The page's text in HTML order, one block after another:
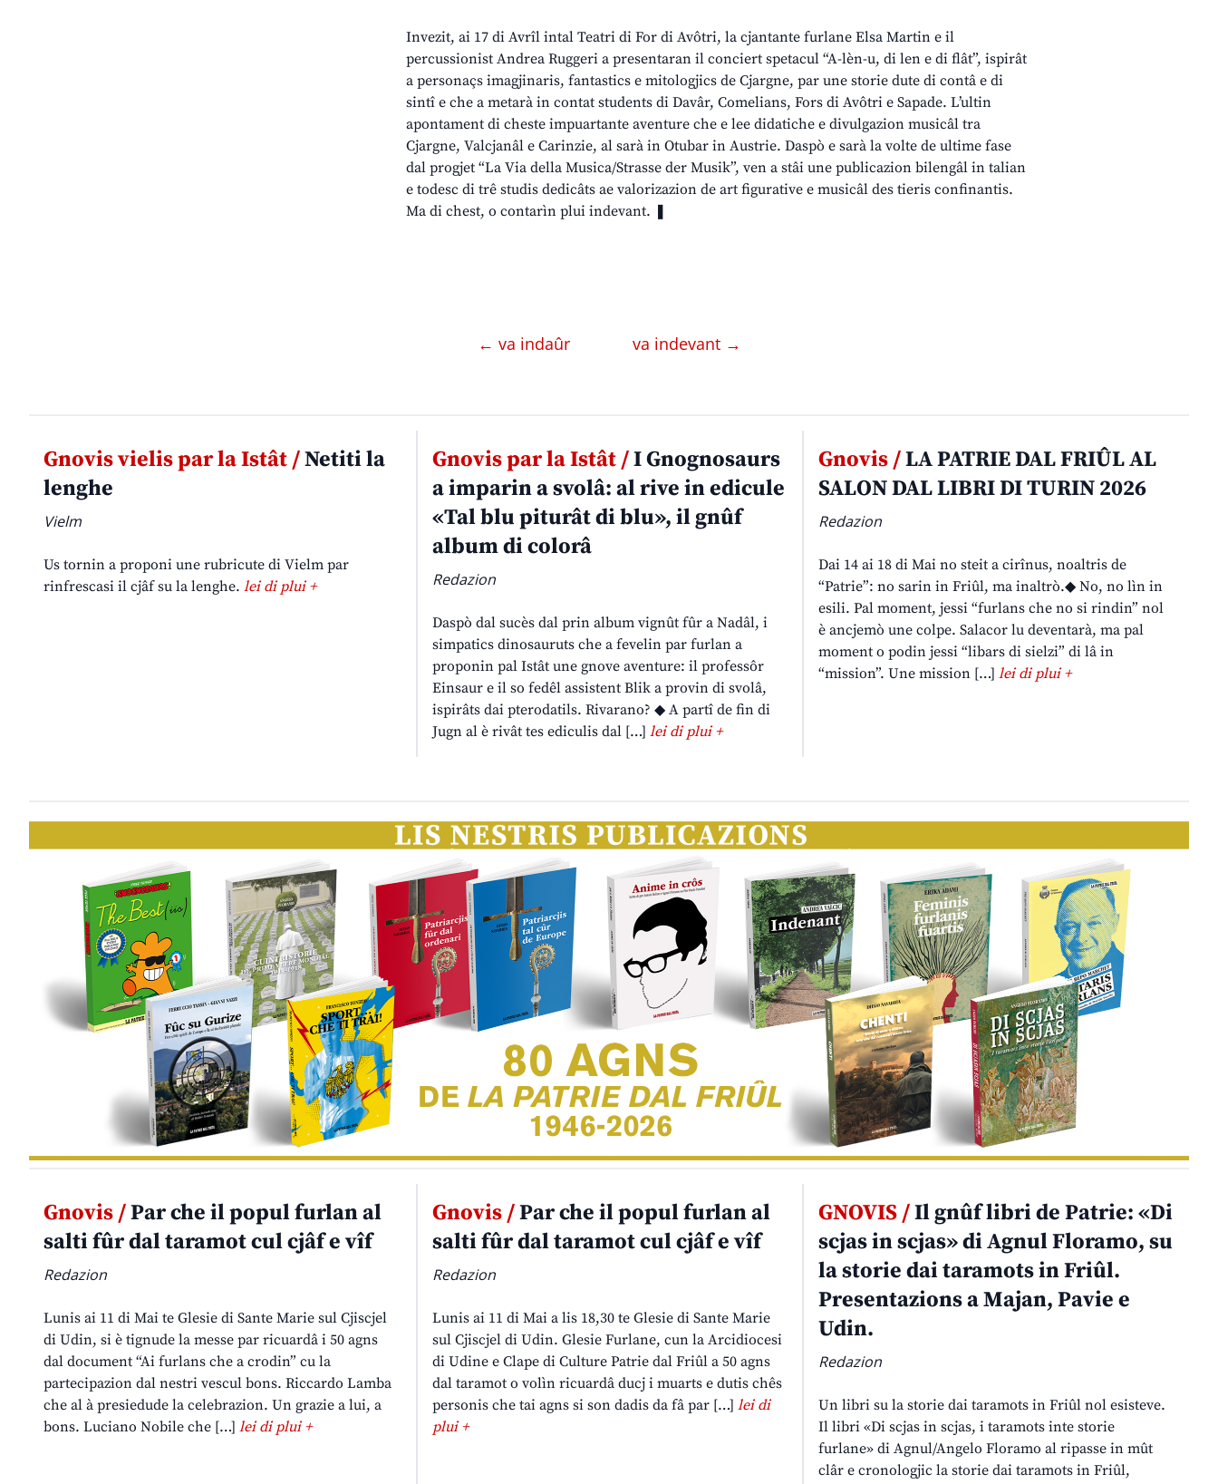
Invezit, ai 17 di Avrîl intal Teatri di For di Avôtri, la cjantante furlane Elsa Martin e il
percussionist Andrea Ruggeri a presentaran il conciert spetacul “A-lèn-u, di len e di flât”, ispirât
a personaçs imagjinaris, fantastics e mitologjics de Cjargne, par une storie dute di contâ e di
sintî e che a metarà in contat students di Davâr, Comelians, Fors di Avôtri e Sapade. L’ultin
apontament di cheste impuartante aventure che e lee didatiche e divulgazion musicâl tra
Cjargne, Valcjanâl e Carinzie, al sarà in Otubar in Austrie. Daspò e sarà la volte de ultime fase
dal progjet “La Via della Musica/Strasse der Musik”, ven a stâi une publicazion bilengâl in talian
e todesc di trê studis dedicâts ae valorizazion de art figurative e musicâl des tieris confinantis.
Ma di chest, o contarìn plui indevant. ❚
← va indaûr va indevant →
Gnovis vielis par la Istât /Netiti la
lenghe
Vielm
Us tornin a proponi une rubricute di Vielm par
rinfrescasi il cjâf su la lenghe. lei di plui +
Gnovis par la Istât /I Gnognosaurs
a imparin a svolâ: al rive in edicule
«Tal blu piturât di blu», il gnûf
album di colorâ
Redazion
Daspò dal sucès dal prin album vignût fûr a Nadâl, i
simpatics dinosauruts che a fevelin par furlan a
proponin pal Istât une gnove aventure: il professôr
Einsaur e il so fedêl assistent Blik a provin di svolâ,
ispirâts dai pterodatils. Rivarano? ◆ A partî de fin di
Jugn al è rivât tes ediculis dal […] lei di plui +
Gnovis /LA PATRIE DAL FRIÛL AL
SALON DAL LIBRI DI TURIN 2026
Redazion
Dai 14 ai 18 di Mai no steit a cirînus, noaltris de
“Patrie”: no sarin in Friûl, ma inaltrò.◆ No, no lìn in
esili. Pal moment, jessi “furlans che no si rindin” nol
è ancjemò une colpe. Salacor lu deventarà, ma pal
moment o podin jessi “libars di sielzi” di lâ in
“mission”. Une mission […]lei di plui +
Gnovis /Par che il popul furlan al
salti fûr dal taramot cul cjâf e vîf
Redazion
Lunis ai 11 di Mai te Glesie di Sante Marie sul Cjiscjel
di Udin, si è tignude la messe par ricuardâ i 50 agns
dal document “Ai furlans che a crodin” cu la
partecipazion dal nestri vescul bons. Riccardo Lamba
che al à presiedude la celebrazion. Un grazie a lui, a
bons. Luciano Nobile che […] lei di plui +
Gnovis /Par che il popul furlan al
salti fûr dal taramot cul cjâf e vîf
Redazion
Lunis ai 11 di Mai a lis 18,30 te Glesie di Sante Marie
sul Cjiscjel di Udin. Glesie Furlane, cun la Arcidiocesi
di Udine e Clape di Culture Patrie dal Friûl a 50 agns
dal taramot o volìn ricuardâ ducj i muarts e dutis chês
personis che tai agns si son dadis da fâ par […] lei di
plui +
GNOVIS /Il gnûf libri de Patrie: «Di
scjas in scjas» di Agnul Floramo, su
la storie dai taramots in Friûl.
Presentazions a Majan, Pavie e
Udin.
Redazion
Un libri su la storie dai taramots in Friûl nol esisteve.
Il libri «Di scjas in scjas, i taramots inte storie
furlane» di Agnul/Angelo Floramo al ripasse in mût
clâr e cronologjic la storie dai taramots in Friûl,